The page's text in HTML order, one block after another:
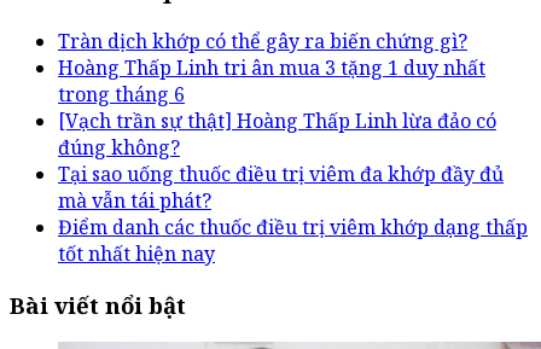
Tràn dịch khớp có thể gây ra biến chứng gì?
Hoàng Thấp Linh tri ân mua 3 tặng 1 duy nhất
trong tháng 6
[Vạch trần sự thật] Hoàng Thấp Linh lừa đảo có
đúng không?
Tại sao uống thuốc điều trị viêm đa khớp đầy đủ
mà vẫn tái phát?
Điểm danh các thuốc điều trị viêm khớp dạng thấp
tốt nhất hiện nay
Bài viết nổi bật